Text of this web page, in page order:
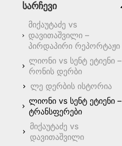
სარჩევი
მიქაუტაძე vs
დავითაშვილი –
პირდაპირი რეპორტაჟი
ლიონი vs სენტ ეტიენი –
რონის დერბი
ლე დერბის ისტორია
ლიონი vs სენტ ეტიენი –
ტრანსფერები
მიქაუტაძე vs
დავითაშვილი